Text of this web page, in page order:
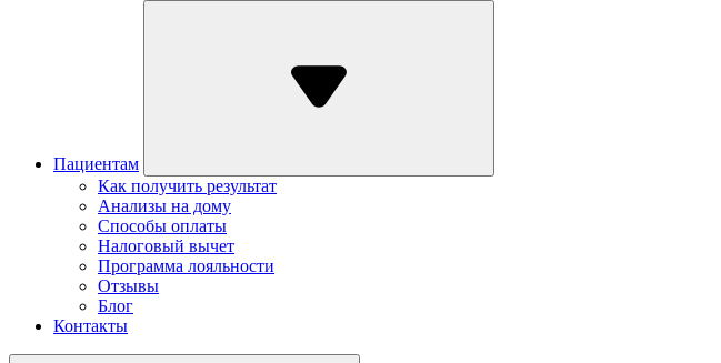
Пациентам
Как получить результат
Анализы на дому
Способы оплаты
Налоговый вычет
Программа лояльности
Отзывы
Блог
Контакты